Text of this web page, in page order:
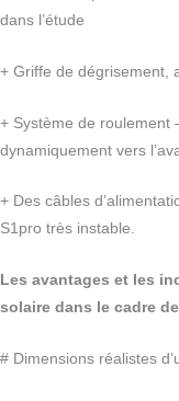
dans l’étude
+ Griffe de dégrisement,
+ Système de roulement
dynamiquement vers
+ Des câbles
S1pro très instable.
Les avantages et les
solaire dans le cadre
# Dimensions réalistes